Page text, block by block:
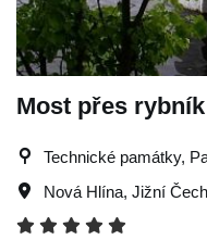
Most přes
Technické památky,
Nová Hlína, Jižní